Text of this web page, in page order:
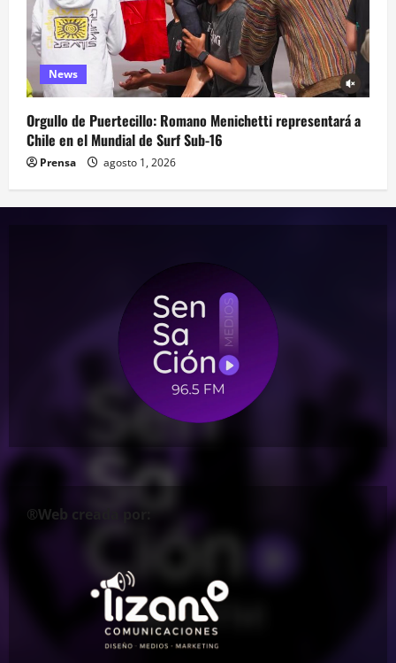
News
Orgullo de Puertecillo: Romano Menichetti representará a
Chile en el Mundial de Surf Sub-16
Prensa agosto 1, 2026
®Web creada por: